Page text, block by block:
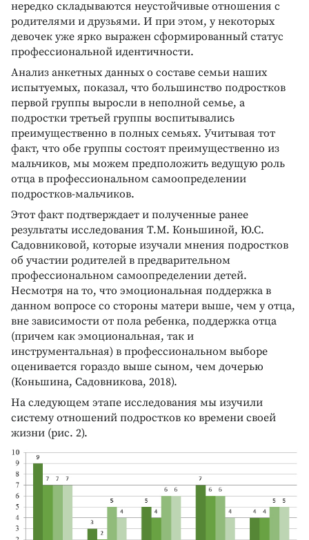
нередко складываются неустойчивые отношения с
родителями и друзьями. И при этом, у некоторых
девочек уже ярко выражен сформированный статус
профессиональной идентичности.
Анализ анкетных данных о составе семьи наших
испытуемых, показал, что большинство подростков
первой группы выросли в неполной семье, а
подростки третьей группы воспитывались
преимущественно в полных семьях. Учитывая тот
факт, что обе группы состоят преимущественно из
мальчиков, мы можем предположить ведущую роль
отца в профессиональном самоопределении
подростков-мальчиков.
Этот факт подтверждает и полученные ранее
результаты исследования Т.М. Коньшиной, Ю.С.
Садовниковой, которые изучали мнения подростков
об участии родителей в предварительном
профессиональном самоопределении детей.
Несмотря на то, что эмоциональная поддержка в
данном вопросе со стороны матери выше, чем у отца,
вне зависимости от пола ребенка, поддержка отца
(причем как эмоциональная, так и
инструментальная) в профессиональном выборе
оценивается гораздо выше сыном, чем дочерью
(Коньшина, Садовникова, 2018).
На следующем этапе исследования мы изучили
систему отношений подростков ко времени своей
жизни (рис. 2).